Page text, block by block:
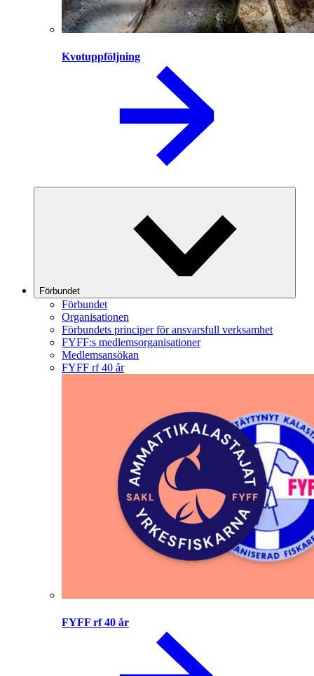
Kvotuppföljning
Förbundet
Förbundet
Organisationen
Förbundets principer för ansvarsfull verksamhet
FYFF:s medlemsorganisationer
Medlemsansökan
FYFF rf 40 år
FYFF rf 40 år